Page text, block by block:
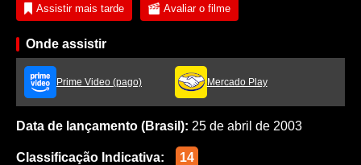
Assistir mais tarde Avaliar o filme
Onde assistir
Prime Video (pago) Mercado Play
Data de lançamento (Brasil): 25 de abril de 2003
Classificação Indicativa: 14